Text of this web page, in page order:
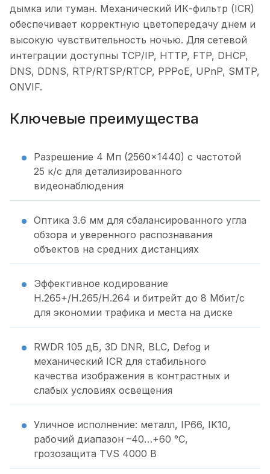
дымка или туман. Механический ИК-фильтр (ICR)
обеспечивает корректную цветопередачу днем и
высокую чувствительность ночью. Для сетевой
интеграции доступны TCP/IP, HTTP, FTP, DHCP,
DNS, DDNS, RTP/RTSP/RTCP, PPPoE, UPnP, SMTP,
ONVIF.
Ключевые преимущества
Разрешение 4 Мп (2560×1440) с частотой
25 к/с для детализированного
видеонаблюдения
Оптика 3.6 мм для сбалансированного угла
обзора и уверенного распознавания
объектов на средних дистанциях
Эффективное кодирование
H.265+/H.265/H.264 и битрейт до 8 Мбит/с
для экономии трафика и места на диске
RWDR 105 дБ, 3D DNR, BLC, Defog и
механический ICR для стабильного
качества изображения в контрастных и
слабых условиях освещения
Уличное исполнение: металл, IP66, IK10,
рабочий диапазон –40…+60 °C,
грозозащита TVS 4000 В